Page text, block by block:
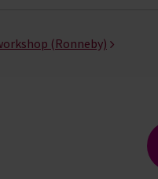
(Ronneby)